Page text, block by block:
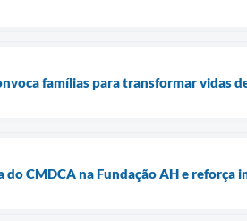
famílias para transformar vidas
CMDCA na Fundação AH e reforça